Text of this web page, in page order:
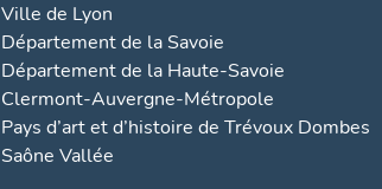
Ville de Lyon
Département de la Savoie
Département de la Haute-Savoie
Clermont-Auvergne-Métropole
Pays d’art et d’histoire de Trévoux Dombes
Saône Vallée